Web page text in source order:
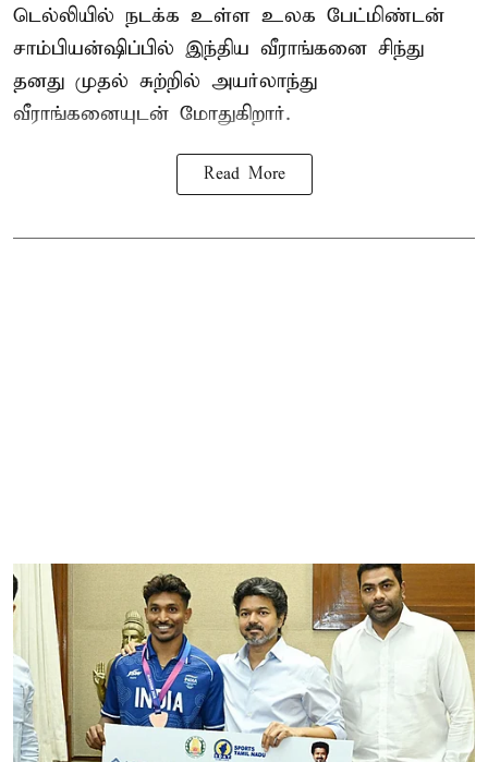
டெல்லியில் நடக்க உள்ள உலக பேட்மிண்டன்
சாம்பியன்ஷிப்பில் இந்திய வீராங்கனை சிந்து
தனது முதல் சுற்றில் அயர்லாந்து
வீராங்கனையுடன் மோதுகிறார்.
Read More